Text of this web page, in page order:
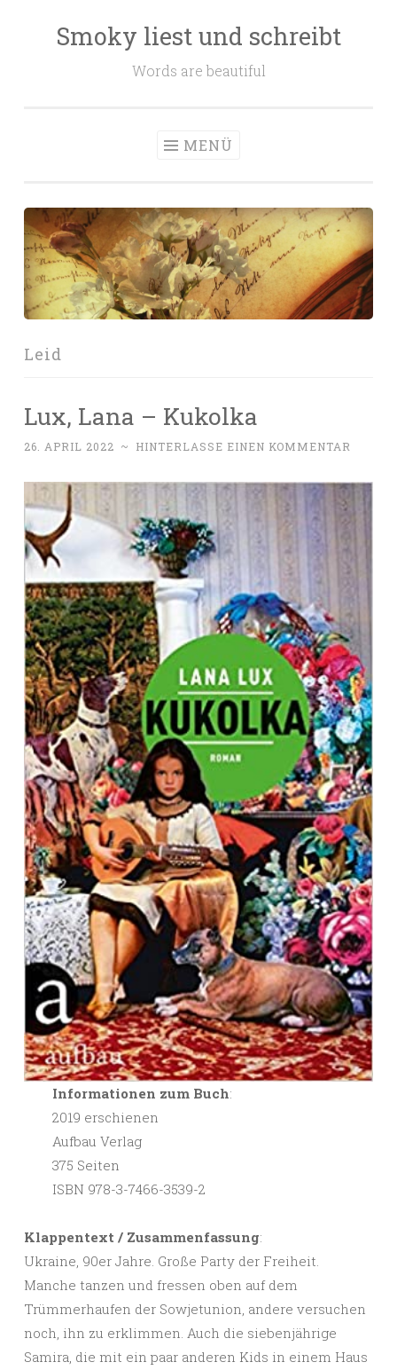
Smoky liest und schreibt
Words are beautiful
MENÜ
Leid
Lux, Lana – Kukolka
26. APRIL 2022 ~ HINTERLASSE EINEN KOMMENTAR
Informationen zum Buch:
2019 erschienen
Aufbau Verlag
375 Seiten
ISBN 978-3-7466-3539-2
Klappentext / Zusammenfassung:
Ukraine, 90er Jahre. Große Party der Freiheit.
Manche tanzen und fressen oben auf dem
Trümmerhaufen der Sowjetunion, andere versuchen
noch, ihn zu erklimmen. Auch die siebenjährige
Samira, die mit ein paar anderen Kids in einem Haus